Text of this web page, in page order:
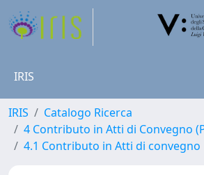
IRIS
IRIS
Catalogo Ricerca
4 Contributo in Atti di Convegno
4.1 Contributo in Atti di convegno